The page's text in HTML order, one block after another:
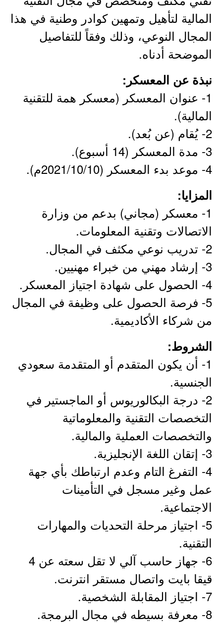
المالية لتأهيل وتمهين كوادر وطنية في هذا
المجال النوعي، وذلك وفقاً للتفاصيل
الموضحة أدناه.
نبذة عن المعسكر:
1- عنوان المعسكر (معسكر همة للتقنية
المالية).
2- يُقام (عن بُعد).
3- مدة المعسكر (14 أسبوع).
4- موعد بدء المعسكر (2021/10/10م).
المزايا:
1- معسكر (مجاني) بدعم من وزارة
الاتصالات وتقنية المعلومات.
2- تدريب نوعي مكثف في المجال.
3- إرشاد مهني من خبراء مهنيين.
4- الحصول على شهادة اجتياز المعسكر.
5- فرصة الحصول على وظيفة في المجال
من شركاء الأكاديمية.
الشروط:
1- أن يكون المتقدم أو المتقدمة سعودي
الجنسية.
2- درجة البكالوريوس أو الماجستير في
التخصصات التقنية والمعلوماتية
والتخصصات العملية والمالية.
3- إتقان اللغة الإنجليزية.
4- التفرغ التام وعدم ارتباطك بأي جهة
عمل وغير مسجل في التأمينات
الاجتماعية.
5- اجتياز مرحلة التحديات والمهارات
التقنية.
6- جهاز حاسب آلي لا تقل سعته عن 4
قيقا بايت واتصال مستقر انترنت.
7- اجتياز المقابلة الشخصية.
8- معرفة بسيطه في مجال البرمجة.